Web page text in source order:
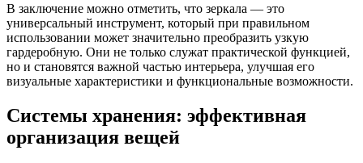
В заключение можно отметить, что зеркала — это
универсальный инструмент, который при правильном
использовании может значительно преобразить узкую
гардеробную. Они не только служат практической функцией,
но и становятся важной частью интерьера, улучшая его
визуальные характеристики и функциональные возможности.
Системы хранения: эффективная
организация вещей